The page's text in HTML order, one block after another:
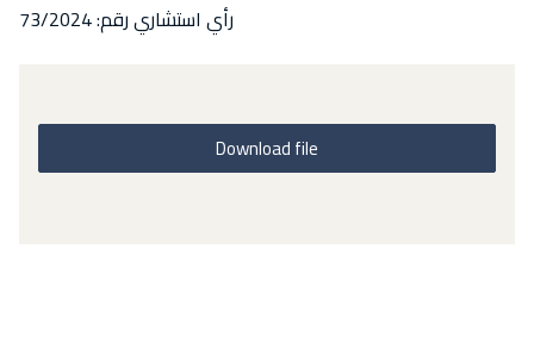
رأي استشاري رقم: 73/2024
Download file